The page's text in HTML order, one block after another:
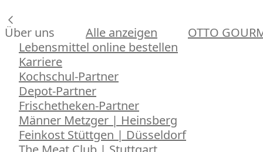
Über uns Alle anzeigen
OTTO
Lebensmittel online bestellen
Karriere
Kochschul-Partner
Depot-Partner
Frischetheken-Partner
Männer Metzger | Heinsberg
Feinkost Stüttgen | Düsseldorf